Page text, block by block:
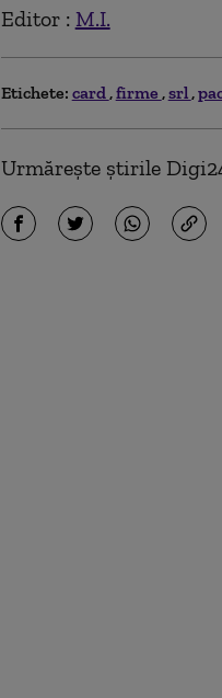
Editor : M.I.
Etichete: card firme srl
Urmărește știrile